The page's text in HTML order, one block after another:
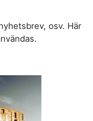
osv. Här